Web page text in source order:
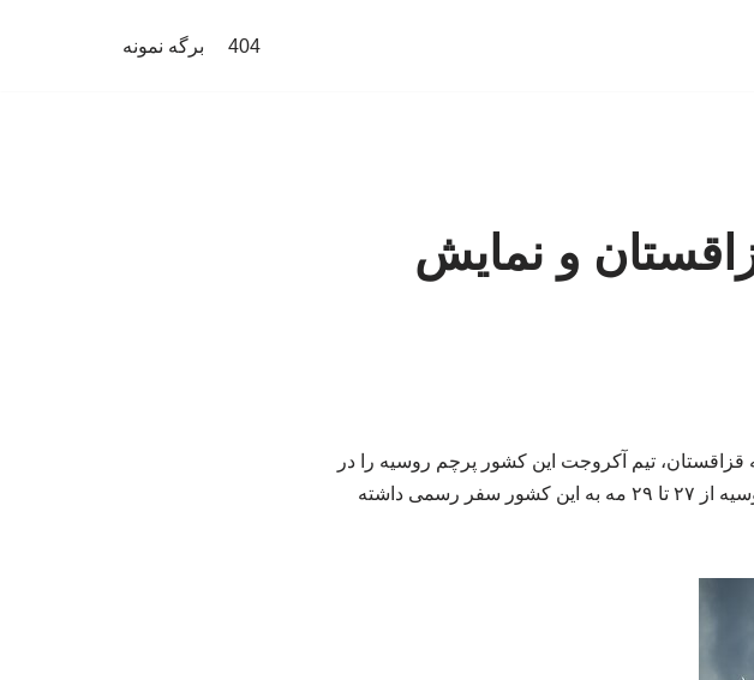
404 برگه نمونه
و نمایش
تیم آکروجت این کشور پرچم روسیه را در
آسمان «آستانه» به نمایش گذاشت. انتظار می‌رود رئیس‌جمهور روسیه از ۲۷ تا ۲۹ مه به این کشور سفر رسمی داشته